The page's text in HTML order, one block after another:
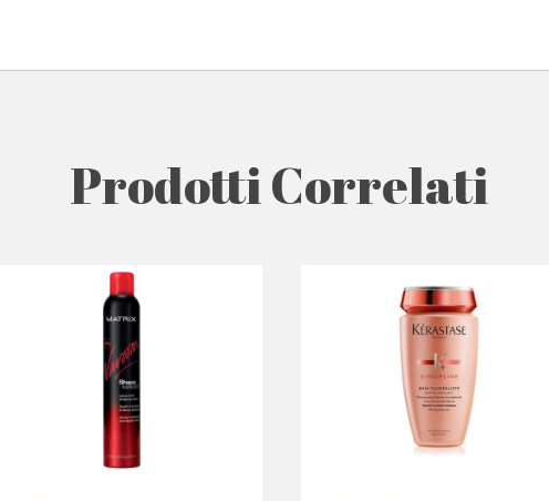
Prodotti Correlati